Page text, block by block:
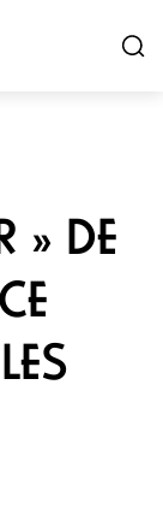
» DE